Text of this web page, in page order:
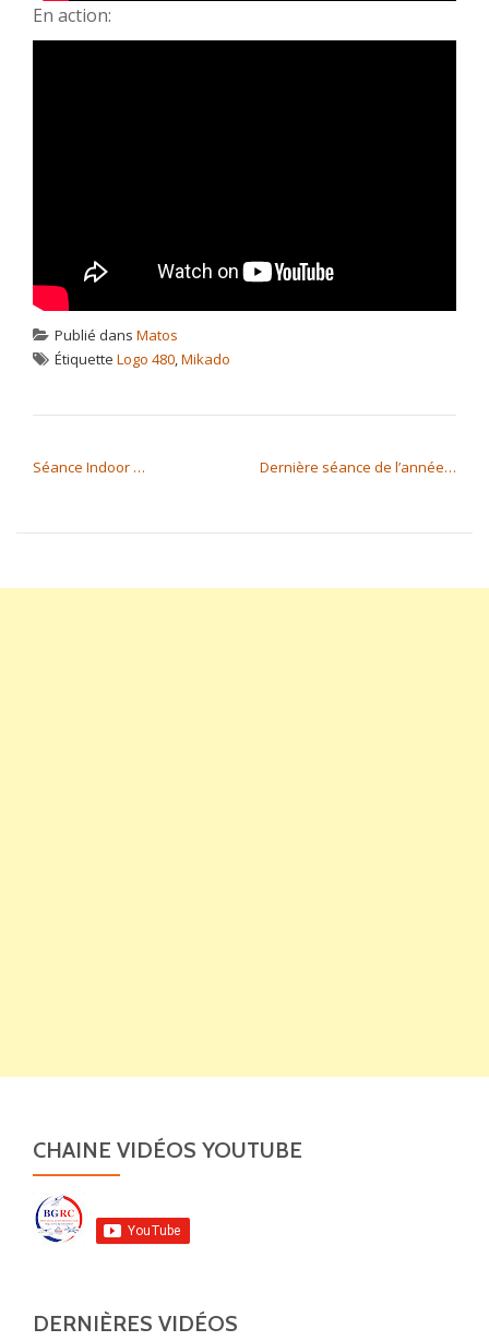
En action:
Publié dans Matos
Étiquette Logo 480 Mikado
Séance Indoor … Dernière séance de l’année…
CHAINE VIDÉOS YOUTUBE
DERNIÈRES VIDÉOS